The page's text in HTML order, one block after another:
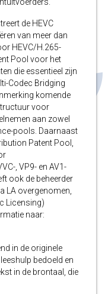
de HEVC
van meer dan
HEVC/H.265-
Pool voor het
die essentieel zijn
Codec Bridging
komende
voor
aan zowel
pools. Daarnaast
Patent Pool,
, VP9- en AV1-
ook de beheerder
LA overgenomen,
Licensing)
naar:
in de originele
bedoeld en
in de brontaal, die